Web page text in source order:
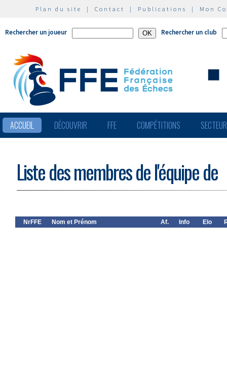
Plan du site | Contact | Publications | Mon
Rechercher un joueur Rechercher un club
ACCUEIL DÉCOUVRIR FFE COMPÉTITIONS
Liste des membres de l'équipe de
NrFFE Nom et Prénom Af. Info Elo